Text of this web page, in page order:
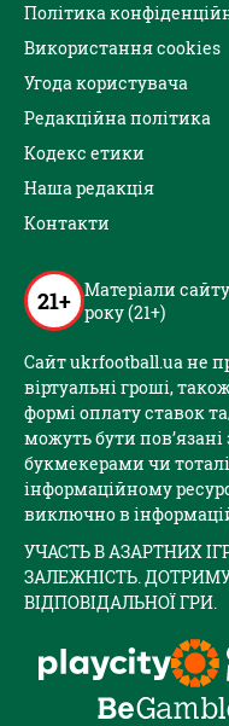
Політика
Використання cookies
Угода користувача
Редакційна політика
Кодекс етики
Наша редакція
Контакти
21+ Матеріали
року (21+)
Сайт ukrfootball.ua не
віртуальні гроші,
формі оплату ставок
можуть бути
букмекерами чи
інформаційному
виключно в
УЧАСТЬ В АЗАРТНИХ
ЗАЛЕЖНІСТЬ.
ВІДПОВІДАЛЬНОЇ ГРИ.